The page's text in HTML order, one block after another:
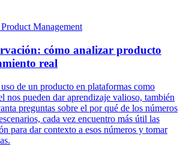
Management
cómo analizar producto
real
de un producto en plataformas como
nos pueden dar aprendizaje valioso, también
preguntas sobre el por qué de los números
cada vez encuentro más útil las
para dar contexto a esos números y tomar